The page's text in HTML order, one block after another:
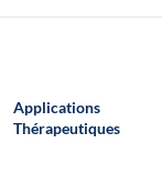
Applications
Thérapeutiques